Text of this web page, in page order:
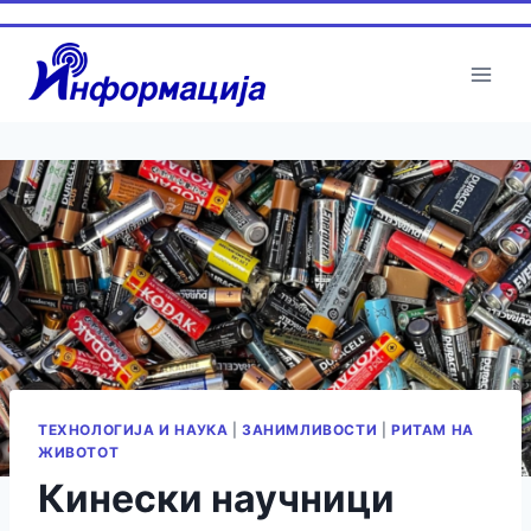
content
ТЕХНОЛОГИЈА И НАУКА |ЗАНИМЛИВОСТИ |РИТАМ НА
ЖИВОТОТ
Кинески научници